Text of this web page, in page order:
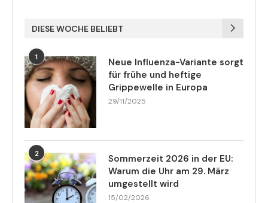
DIESE WOCHE BELIEBT
1
Neue Influenza-Variante sorgt
für frühe und heftige
Grippewelle in Europa
29/11/2025
2
Sommerzeit 2026 in der EU:
Warum die Uhr am 29. März
umgestellt wird
15/02/2026